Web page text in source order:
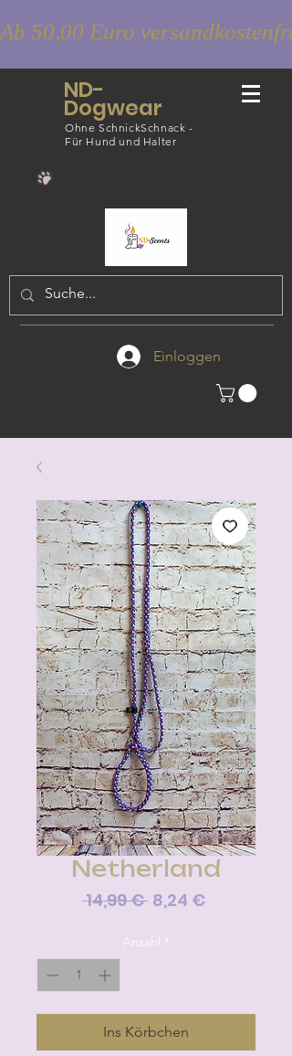
Ab 50,00 Euro versandkostenfrei
ND-
Dogwear
Ohne SchnickSchnack -
Für Hund und Halter
Einloggen
Netherland
14,99 € Standardpreis
8,24 €Sale-
Anzahl *
Ins Körbchen